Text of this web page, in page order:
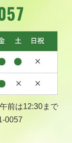
前は12:30まで
0057